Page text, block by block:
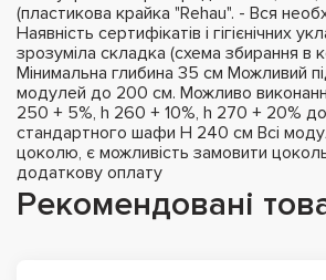
(пластикова крайка "Rehau". - Вся
Наявність сертифікатів і гігієнічних
зрозуміла складка (схема збирання в
Мінимальна глибина 35 см Можливий
модулей до 200 см. Можливо
250 + 5%, h 260 + 10%, h 270 + 20% до
стандартного шафи H 240 см Всі
цоколю, є можливість замовити
додаткову оплату
Рекомендовані